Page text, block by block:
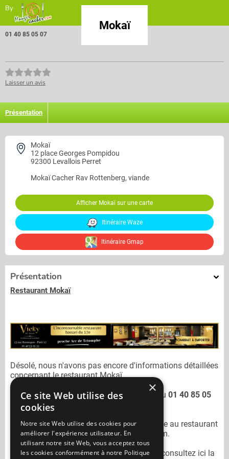
By
Mokaï
01 40 85 05 07
Laisser un avis
Présentation
Mokaï
12 place Georges Pompidou
92300 Levallois Perret
MokaïCacher Rav Rottenberg, viande
Afficher Mokaï sur une carte
Itinéraire Waze
Itinéraire Gmap
Présentation
Restaurant Mokaï
Désolé, nous n'avons pas encore d'informations détaillées
concernant le restaurant Mokaï.
Vous pouvez joindre le restaurant
au 01 40 85 05
N'oubliez pas de préciser lors de votre sortie au restaurant
Mokaïqu'il n'est pas sur Mangercacher.com.
Pour consulter un autre restaurant cacher
consultez ici la
×
Ce site Web utilise des
cookies
Notre site Web utilise des cookies pour
améliorer l'expérience utilisateur. En
utilisant notre site Web, vous acceptez tous
les cookies conformément à notre Politique